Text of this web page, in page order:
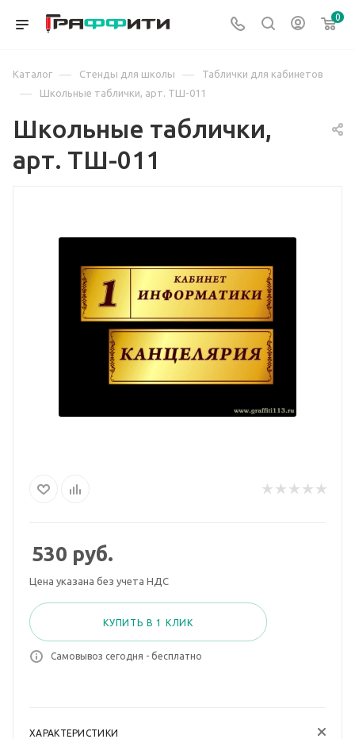
0
Каталог — Стенды для школы — Таблички для кабинетов
— Школьные таблички, арт. ТШ-011
Школьные таблички,
арт. ТШ-011
530 руб.
Цена указана без учета НДС
КУПИТЬ В 1 КЛИК
Самовывоз сегодня - бесплатно
ХАРАКТЕРИСТИКИ